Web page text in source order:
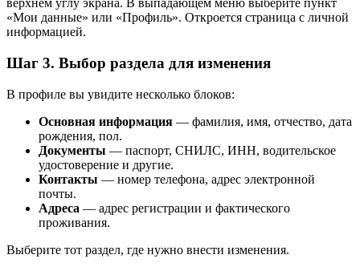
верхнем углу экрана. В выпадающем меню выберите пункт
«Мои данные» или «Профиль». Откроется страница с личной
информацией.
Шаг 3. Выбор раздела для изменения
В профиле вы увидите несколько блоков:
Основная информация — фамилия, имя, отчество, дата
рождения, пол.
Документы — паспорт, СНИЛС, ИНН, водительское
удостоверение и другие.
Контакты — номер телефона, адрес электронной
почты.
Адреса — адрес регистрации и фактического
проживания.
Выберите тот раздел, где нужно внести изменения.